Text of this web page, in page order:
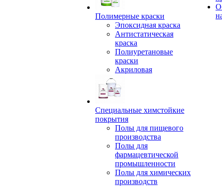
Полимерные краски
Эпоксидная краска
Антистатическая
краска
Полиуретановые
краски
Акриловая
Специальные химстойкие
покрытия
Полы для пищевого
производства
Полы для
фармацевтической
промышленности
Полы для химических
производств